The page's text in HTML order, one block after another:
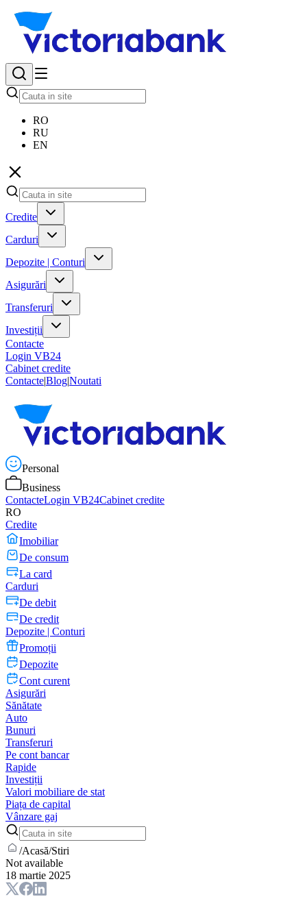
RO
RU
EN
Credite
Carduri
Depozite | Conturi
Asigurări
Transferuri
Investiții
Contacte
Login VB24
Cabinet credite
Contacte|Blog|Noutati
Personal
Business
ContacteLogin VB24Cabinet credite
RO
Credite
Imobiliar
De consum
La card
Carduri
De debit
De credit
Depozite | Conturi
Promoții
Depozite
Cont curent
Asigurări
Sănătate
Auto
Bunuri
Transferuri
Pe cont bancar
Rapide
Investiții
Valori mobiliare de stat
Piața de capital
Vânzare gaj
/Acasă/Stiri
Not available
18 martie 2025